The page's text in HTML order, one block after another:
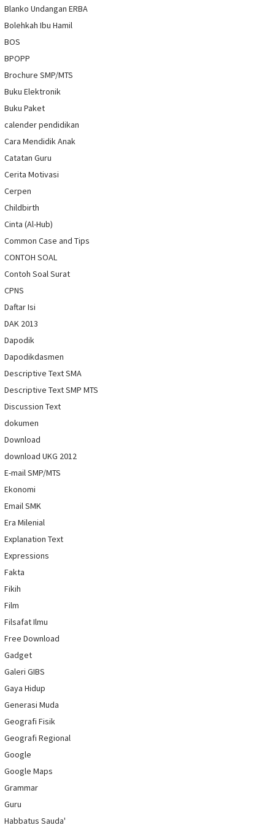
Blanko Undangan ERBA
Bolehkah Ibu Hamil
BOS
BPOPP
Brochure SMP/MTS
Buku Elektronik
Buku Paket
calender pendidikan
Cara Mendidik Anak
Catatan Guru
Cerita Motivasi
Cerpen
Childbirth
Cinta (Al-Hub)
Common Case and Tips
CONTOH SOAL
Contoh Soal Surat
CPNS
Daftar Isi
DAK 2013
Dapodik
Dapodikdasmen
Descriptive Text SMA
Descriptive Text SMP MTS
Discussion Text
dokumen
Download
download UKG 2012
E-mail SMP/MTS
Ekonomi
Email SMK
Era Milenial
Explanation Text
Expressions
Fakta
Fikih
Film
Filsafat Ilmu
Free Download
Gadget
Galeri GIBS
Gaya Hidup
Generasi Muda
Geografi Fisik
Geografi Regional
Google
Google Maps
Grammar
Guru
Habbatus Sauda'